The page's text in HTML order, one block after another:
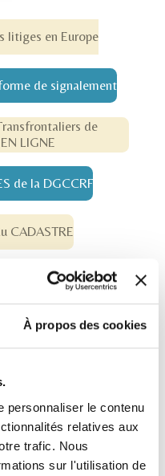
À propos des cookies
personnaliser le contenu
relatives aux
trafic. Nous
sur l'utilisation de
litiges en Europe
de signalement
de
LIGNE
de la DGCCRF
CADASTRE
(Hypothèques en
FRANCE
CONSOMMATION
COMMISSION DES